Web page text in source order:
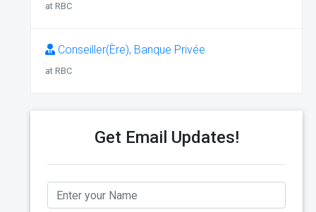
at RBC
Conseiller(Ère), Banque Privée
at RBC
Get Email Updates!